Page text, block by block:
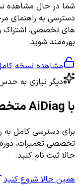
شما در حال مشاهده
دسترسی به راهنمای
های تخصصی، اشتراک
بهره‌مند شوید.
مشاهده نسخه
دیگر نیازی به
با AiDiag متخصص عیب یابی خودرو شوید
برای دسترسی کامل به
تخصصی تعمیرات،
حالا ثبت نام کنید.
همین حالا شروع کنید